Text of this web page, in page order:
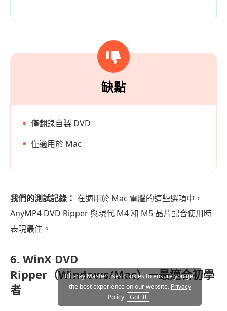
缺點
僅翻錄自製 DVD
僅適用於 Mac
我們的測試記錄： 在適用於 Mac 電腦的這些選項中，
AnyMP4 DVD Ripper 與現代 M4 和 M5 晶片配合使用時
表現最佳。
6. WinX DVD
Ripper（Windows/Mac）－最適合初學
者
Blu-ray Master uses cookies to ensure you get
the best experience on our website. Privacy
Policy
Got it!